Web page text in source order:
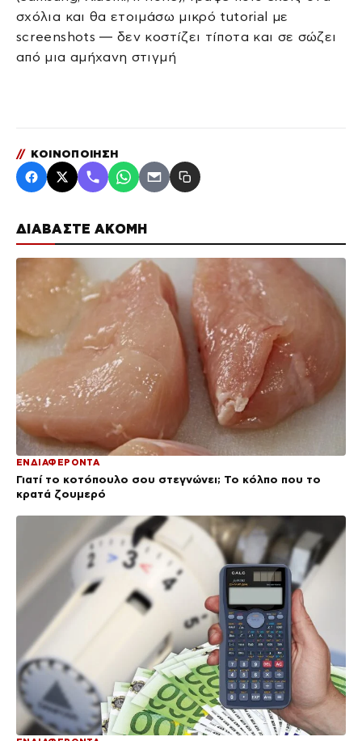
ΔΙΑΒΑΣΤΕ ΑΚΟΜΗ
ΕΝΔΙΑΦΕΡΟΝΤΑ
Γιατί το κοτόπουλο σου στεγνώνει; Το κόλπο που το
κρατά ζουμερό
σχόλια και θα ετοιμάσω μικρό tutorial με
screenshots — δεν κοστίζει τίποτα και σε σώζει
από μια αμήχανη στιγμή
// ΚΟΙΝΟΠΟΙΗΣΗ